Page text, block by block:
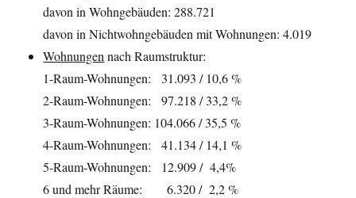
davon in Wohngebäuden: 288.721
davon in Nichtwohngebäuden mit Wohnungen: 4.019
Wohnungen nach Raumstruktur:
1-Raum-Wohnungen: 31.093 / 10,6 %
2-Raum-Wohnungen: 97.218 / 33,2 %
3-Raum-Wohnungen: 104.066 / 35,5 %
4-Raum-Wohnungen: 41.134 / 14,1 %
5-Raum-Wohnungen: 12.909 / 4,4%
6 und mehr Räume: 6.320 / 2,2 %